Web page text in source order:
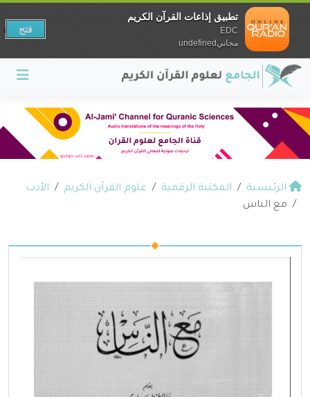
الرئيسية المكتبة الرقمية علوم القرآن الكريم
الأدب
مع الناس
تطبيق إذاعات القرآن الكريم
EDC
مجانيundefined
فتح